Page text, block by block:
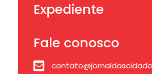
Expediente
Fale conosco